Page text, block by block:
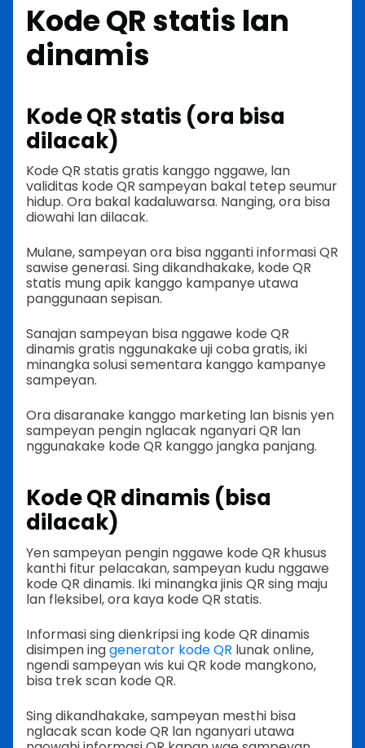
Kode QR statis lan
dinamis
Kode QR statis (ora bisa
dilacak)
Kode QR statis gratis kanggo nggawe, lan
validitas kode QR sampeyan bakal tetep seumur
hidup. Ora bakal kadaluwarsa. Nanging, ora bisa
diowahi lan dilacak.
Mulane, sampeyan ora bisa ngganti informasi QR
sawise generasi. Sing dikandhakake, kode QR
statis mung apik kanggo kampanye utawa
panggunaan sepisan.
Sanajan sampeyan bisa nggawe kode QR
dinamis gratis nggunakake uji coba gratis, iki
minangka solusi sementara kanggo kampanye
sampeyan.
Ora disaranake kanggo marketing lan bisnis yen
sampeyan pengin nglacak nganyari QR lan
nggunakake kode QR kanggo jangka panjang.
Kode QR dinamis (bisa
dilacak)
Yen sampeyan pengin nggawe kode QR khusus
kanthi fitur pelacakan, sampeyan kudu nggawe
kode QR dinamis. Iki minangka jinis QR sing maju
lan fleksibel, ora kaya kode QR statis.
Informasi sing dienkripsi ing kode QR dinamis
disimpen inggenerator kode QR lunak online,
ngendi sampeyan wis kui QR kode mangkono,
bisa trek scan kode QR.
Sing dikandhakake, sampeyan mesthi bisa
nglacak scan kode QR lan nganyari utawa